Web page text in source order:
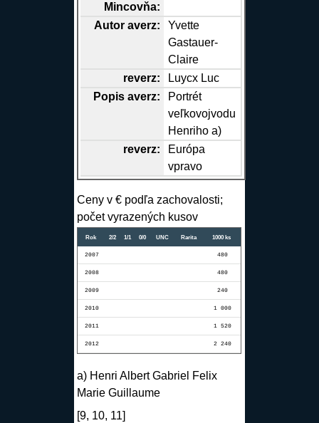
Mincovňa:
Autor averz:
Yvette
Gastauer-
Claire
reverz:
Luycx Luc
Popis averz:
Portrét
veľkovojvodu
Henriho a)
reverz:
Európa
vpravo
Ceny v € podľa zachovalosti;
počet vyrazených kusov
Rok 2/2 1/1 0/0 UNC Rarita 1000 ks
2007 480
2008 480
2009 240
2010 1 000
2011 1 520
2012 2 240
a) Henri Albert Gabriel Felix
Marie Guillaume
[9, 10, 11]